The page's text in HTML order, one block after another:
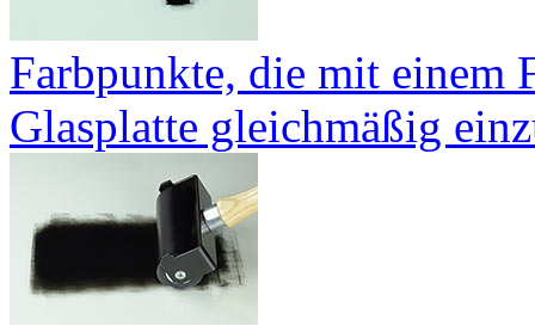
Farbpunkte, die mit einem
Glasplatte gleichmäßig